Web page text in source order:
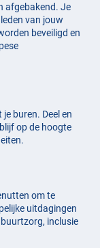
afgebakend. Je
van jouw
beveiligd en
buren. Deel en
op de hoogte
om te
uitdagingen
inclusie